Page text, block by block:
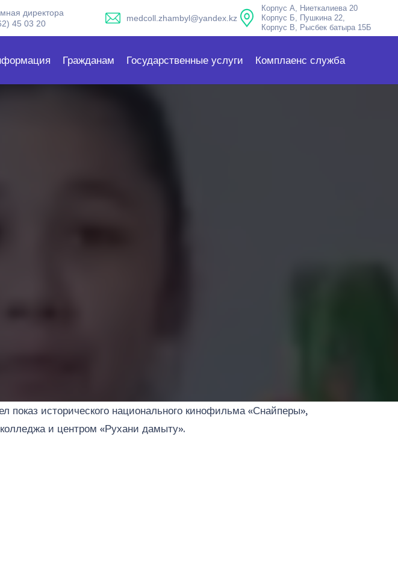
директора
45 03 20
medcoll.zhambyl@yandex.kz
Корпус А, Ниеткалиева 20
Корпус Б, Пушкина 22,
Корпус В, Рысбек батыра 15Б
Гражданам Государственные услуги Комплаенс служба
исторического национального кинофильма «Снайперы»,
и центром «Рухани дамыту».